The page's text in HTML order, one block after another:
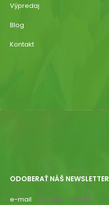
Výpredaj
Blog
Kontakt
ODOBERAŤ NÁŠ NEWSLETTER
e-mail